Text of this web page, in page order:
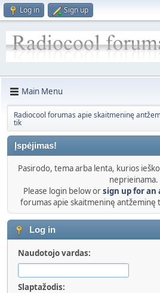
Log in Sign up
Main Menu
Radiocool forumas apie skaitmeninę
tik
Įspėjimas!
Pasirodo, tema arba lenta, kurios
neprieinama.
Please login below orsign up for an
forumas apie skaitmeninę antžeminę
Log in
Naudotojo vardas:
Slaptažodis: